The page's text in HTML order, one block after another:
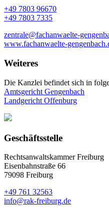
+49 7803 96670
+49 7803 7335
zentrale@fachanwaelte-
www.fachanwaelte-
Weiteres
Die Kanzlei befindet sich in
Amtsgericht Gengenbach
Landgericht Offenburg
Geschäftsstelle
Rechtsanwaltskammer Freiburg
Eisenbahnstraße 66
79098 Freiburg
+49 761 32563
info@rak-freiburg.de